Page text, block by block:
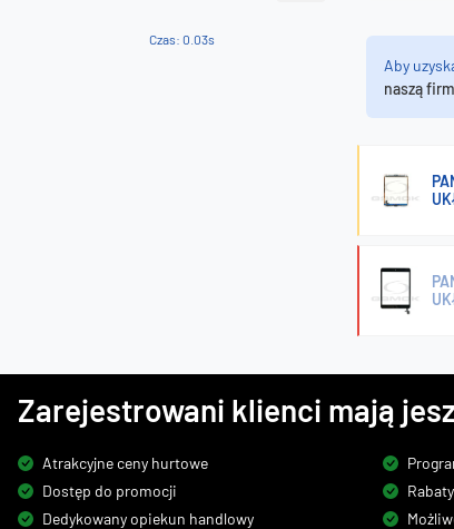
Czas: 0.03s
Aby
naszą
Zarejestrowani klienci mają
Atrakcyjne ceny hurtowe
Dostęp do promocji
Dedykowany opiekun handlowy